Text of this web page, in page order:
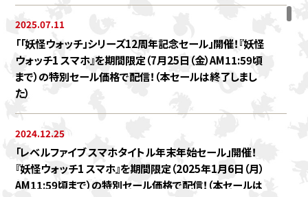
2025.07.11
「「妖怪ウォッチ」シリーズ12周年記念セール」開催！『妖怪
ウォッチ1 スマホ』を期間限定（7月25日（金）AM11:59頃
まで）の特別セール価格で配信！（本セールは終了しまし
た）
2024.12.25
「レベルファイブ スマホタイトル年末年始セール」開催！
『妖怪ウォッチ1 スマホ』を期間限定（2025年1月6日（月）
AM11:59頃まで）の特別セール価格で配信！（本セールは